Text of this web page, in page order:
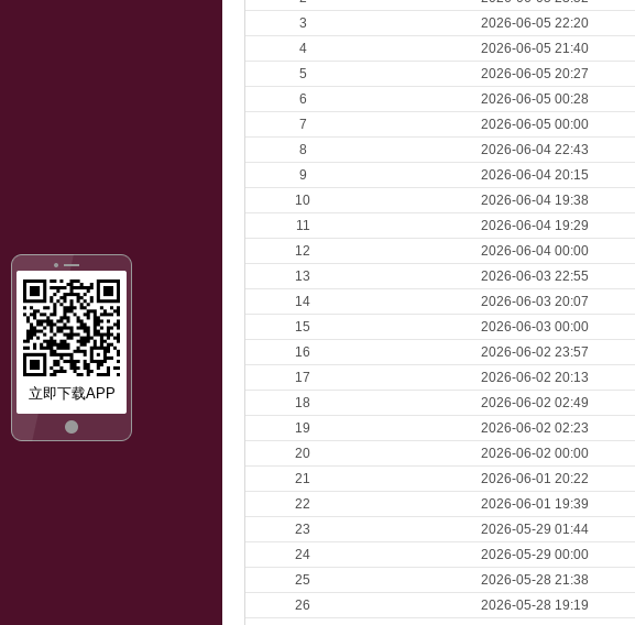
立即下载APP
3
2026-06-05 22:20
4
2026-06-05 21:40
5
2026-06-05 20:27
6
2026-06-05 00:28
7
2026-06-05 00:00
8
2026-06-04 22:43
9
2026-06-04 20:15
10
2026-06-04 19:38
11
2026-06-04 19:29
12
2026-06-04 00:00
13
2026-06-03 22:55
14
2026-06-03 20:07
15
2026-06-03 00:00
16
2026-06-02 23:57
17
2026-06-02 20:13
18
2026-06-02 02:49
19
2026-06-02 02:23
20
2026-06-02 00:00
21
2026-06-01 20:22
22
2026-06-01 19:39
23
2026-05-29 01:44
24
2026-05-29 00:00
25
2026-05-28 21:38
26
2026-05-28 19:19